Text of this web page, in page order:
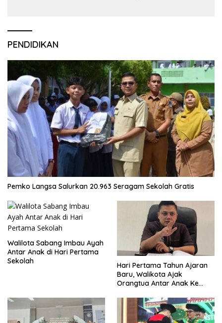
PENDIDIKAN
Pemko Langsa Salurkan 20.963 Seragam Sekolah Gratis
Walilota Sabang Imbau Ayah
Antar Anak di Hari Pertama
Sekolah
Hari Pertama Tahun Ajaran
Baru, Walikota Ajak
Orangtua Antar Anak Ke